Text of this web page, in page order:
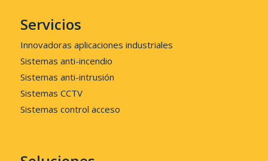
Servicios
Innovadoras aplicaciones industriales
Sistemas anti-incendio
Sistemas anti-intrusión
Sistemas CCTV
Sistemas control acceso